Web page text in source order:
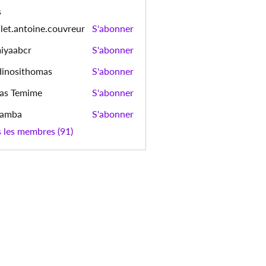
S'abonner
S'abonner
S'abonner
Temime S'abonner
S'abonner
membres (91)